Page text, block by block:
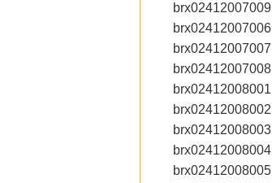
brx02412007009
brx02412007006
brx02412007007
brx02412007008
brx02412008001
brx02412008002
brx02412008003
brx02412008004
brx02412008005